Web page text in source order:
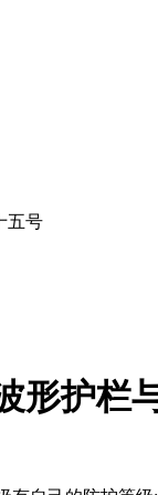
五号
形护栏